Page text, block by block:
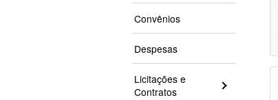
Convênios
Despesas
Licitações e
Contratos